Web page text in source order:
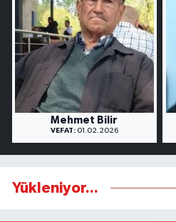
Mehmet Bilir
VEFAT:01.02.2026
Yükleniyor...